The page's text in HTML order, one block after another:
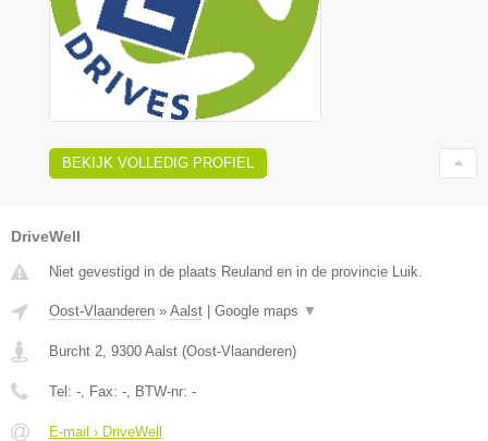
BEKIJK VOLLEDIG PROFIEL
DriveWell
Niet gevestigd in de plaats Reuland en in de provincie Luik.
Oost-Vlaanderen » Aalst | Google maps ▼
Burcht 2 9300 Aalst (Oost-Vlaanderen)
Tel: - , Fax: - , BTW-nr: -
E-mail › DriveWell